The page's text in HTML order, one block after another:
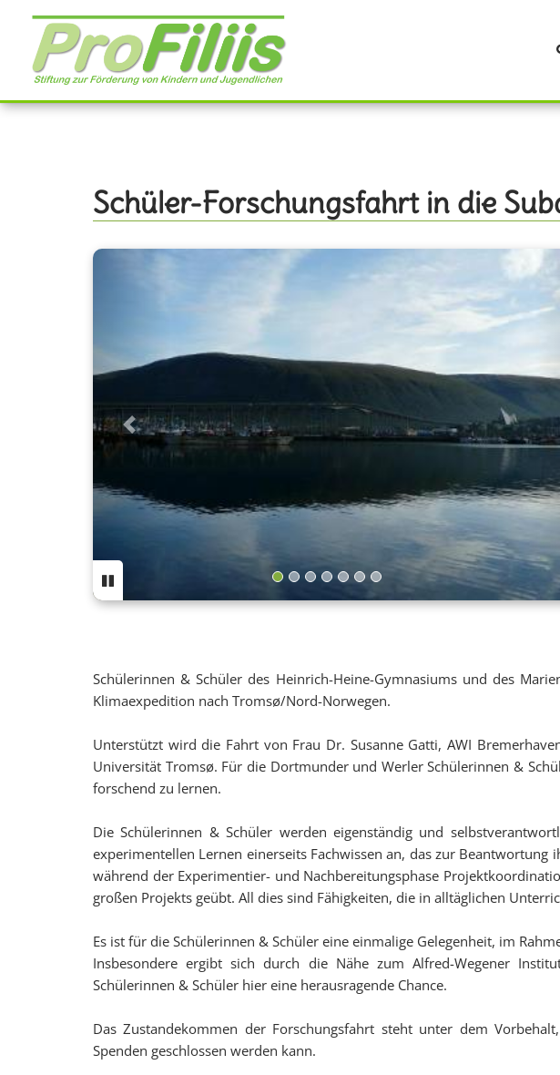
Direkt
Inhalt
Schüler-Forschungsfahrt in die
Previous
Schülerinnen & Schüler des Heinrich-Heine-Gymnasiums und des
Klimaexpedition nach Tromsø/Nord-Norwegen.
Unterstützt wird die Fahrt von Frau Dr. Susanne Gatti, AWI
Universität Tromsø. Für die Dortmunder und Werler Schülerinnen &
forschend zu lernen.
Die Schülerinnen & Schüler werden eigenständig und
experimentellen Lernen einerseits Fachwissen an, das zur
während der Experimentier- und Nachbereitungsphase
großen Projekts geübt. All dies sind Fähigkeiten, die in alltäglichen
Es ist für die Schülerinnen & Schüler eine einmalige Gelegenheit, im
Insbesondere ergibt sich durch die Nähe zum Alfred-Wegener
Schülerinnen & Schüler hier eine herausragende Chance.
Das Zustandekommen der Forschungsfahrt steht unter dem
Spenden geschlossen werden kann.